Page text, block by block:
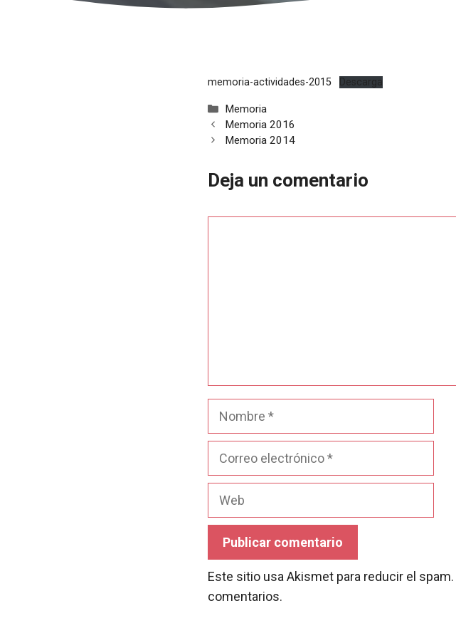
memoria-actividades-2015 Descarga
Categorías
Memoria
Memoria 2016
Memoria 2014
Deja un comentario
Nombre
Correo
Web
Este sitio usa Akismet para reducir el spam.
comentarios.